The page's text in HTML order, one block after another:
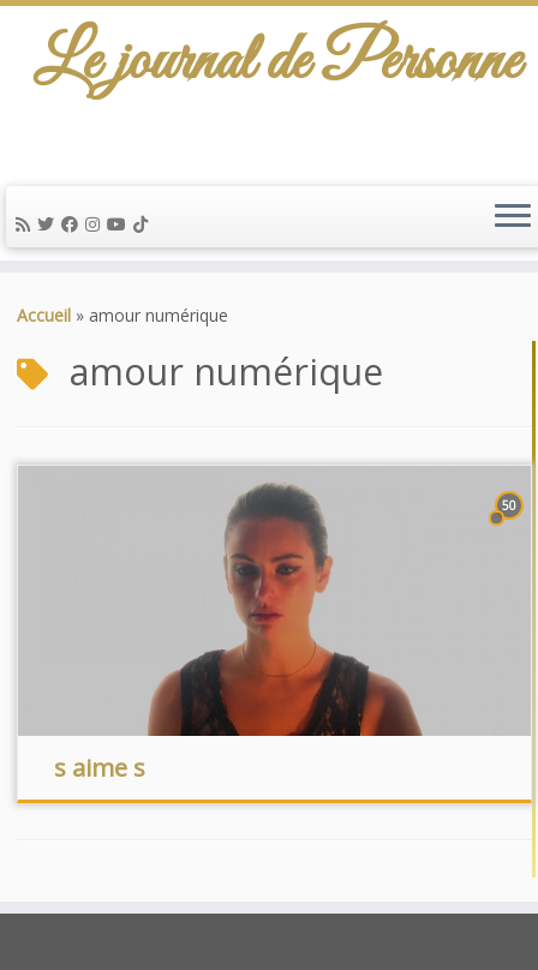
au
Le journal de Personne
Accueil » amour numérique
amour numérique
50
s aime s